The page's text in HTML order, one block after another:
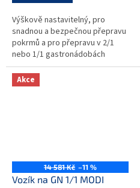
Výškově nastavitelný, pro
snadnou a bezpečnou přepravu
pokrmů a pro přepravu v 2/1
nebo 1/1 gastronádobách
(gastronádoby a dělící příčka
1/1, nejsou součástí balení)...
Akce
14 581 Kč –11 %
Vozík na GN 1/1 MODI